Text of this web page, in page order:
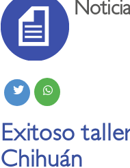
Exitoso
Chihuán